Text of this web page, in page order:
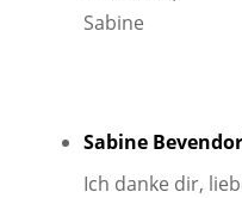
Sabine
Sabine
Ich danke dir,